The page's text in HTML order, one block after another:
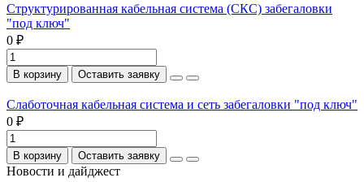
Структурированная кабельная система (СКС) забегаловки
"под ключ"
0 ₽
В корзину Оставить заявку
Слаботочная кабельная система и сеть забегаловки "под ключ"
0 ₽
В корзину Оставить заявку
Новости и дайджест